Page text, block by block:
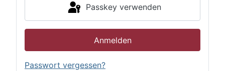
Passkey verwenden
Anmelden
Passwort vergessen?